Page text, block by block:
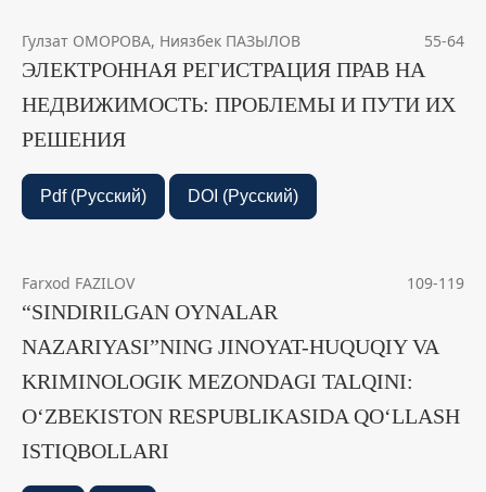
Гулзат ОМОРОВА, Ниязбек ПАЗЫЛОВ 55-64
ЭЛЕКТРОННАЯ РЕГИСТРАЦИЯ ПРАВ НА
НЕДВИЖИМОСТЬ: ПРОБЛЕМЫ И ПУТИ ИХ
РЕШЕНИЯ
Pdf (Русский) DOI (Русский)
Farxod FAZILOV 109-119
“SINDIRILGAN OYNALAR
NAZARIYASI”NING JINOYAT-HUQUQIY VA
KRIMINOLOGIK MEZONDAGI TALQINI:
O‘ZBEKISTON RESPUBLIKASIDA QO‘LLASH
ISTIQBOLLARI